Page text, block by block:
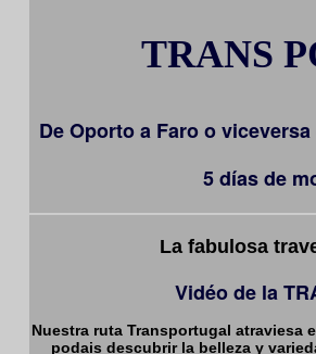
TRANS
De Oporto a Faro o
5 días de
La fabulosa
Vidéo de la
Nuestra ruta Transportugal atraviesa
podais descubrir la belleza y